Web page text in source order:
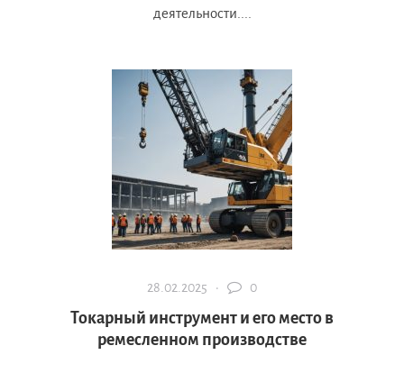
деятельности....
28.02.2025 · 0
Токарный инструмент и его место в
ремесленном производстве